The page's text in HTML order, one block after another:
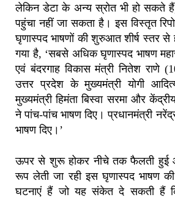
लेकिन डेटा के अन्य स्रोत भी हो सकते
पहुंचा नहीं जा सकता है। इस विस्तृत
घृणास्पद भाषणों की शुरुआत शीर्ष स्तर से
गया है, ‘सबसे अधिक घृणास्पद भाषण
एवं बंदरगाह विकास मंत्री नितेश राणे
उत्तर प्रदेश के मुख्यमंत्री योगी
मुख्यमंत्री हिमंता बिस्वा सरमा और
ने पांच-पांच भाषण दिए। प्रधानमंत्री
भाषण दिए।’
ऊपर से शुरू होकर नीचे तक फैलती
रूप लेती जा रही इस घृणास्पद भाषण
घटनाएं हैं जो यह संकेत दे सकती हैं